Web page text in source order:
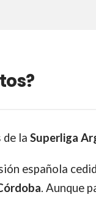
de la Superliga
española
. Aunque